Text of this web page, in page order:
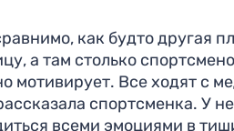
как будто другая
а там столько
мотивирует. Все ходят с
спортсменка. У
всеми эмоциями в